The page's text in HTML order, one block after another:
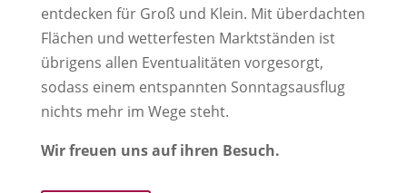
entdecken für Groß und Klein. Mit überdachten
Flächen und wetterfesten Marktständen ist
übrigens allen Eventualitäten vorgesorgt,
sodass einem entspannten Sonntagsausflug
nichts mehr im Wege steht.
Wir freuen uns auf ihren Besuch.